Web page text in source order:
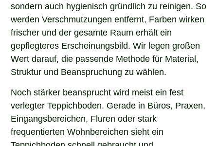
sondern auch hygienisch gründlich zu reinigen. So
werden Verschmutzungen entfernt, Farben wirken
frischer und der gesamte Raum erhält ein
gepflegteres Erscheinungsbild. Wir legen großen
Wert darauf, die passende Methode für Material,
Struktur und Beanspruchung zu wählen.
Noch stärker beansprucht wird meist ein fest
verlegter Teppichboden. Gerade in Büros, Praxen,
Eingangsbereichen, Fluren oder stark
frequentierten Wohnbereichen sieht ein
Teppichboden schnell gebraucht und